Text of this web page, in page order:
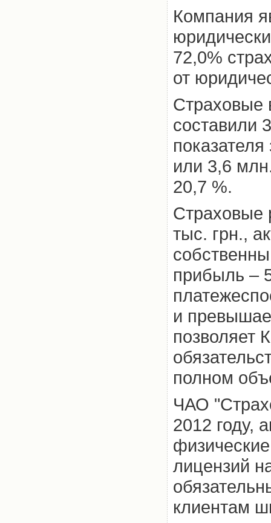
Компания
72,0%
от
Страховые
составили
или 3,6
20,7 %.
Страховые
тыс. грн.,
прибыль –
и
позволяет
полном
ЧАО
2012 году,
лицензий
клиентам